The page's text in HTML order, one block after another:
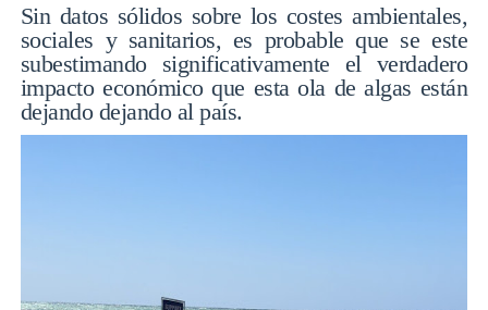
Sin datos sólidos sobre los costes ambientales,
sociales y sanitarios, es probable que se este
subestimando significativamente el verdadero
impacto económico que esta ola de algas están
dejando dejando al país.